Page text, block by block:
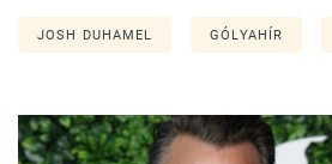
JOSH DUHAMEL GÓLYAHÍR